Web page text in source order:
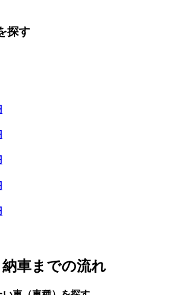
探す
車までの流れ